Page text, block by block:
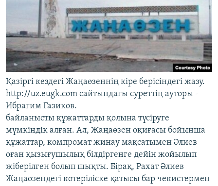
Қазіргі кездегі Жаңаөзеннің кіре берісіндегі жазу.
http://uz.eugk.com сайтындағы суреттің ауторы -
Ибрагим Газиков.
байланысты құжаттарды қолына түсіруге
мүмкіндік алған. Ал, Жаңаөзен оқиғасы бойынша
құжаттар, компромат жинау мақсатымен Әлиев
оған қызығушылық білдіргенге дейін жойылып
жіберілген болып шықты. Бірақ, Рахат Әлиев
Жаңаөзендегі көтеріліске қатысы бар чекистермен